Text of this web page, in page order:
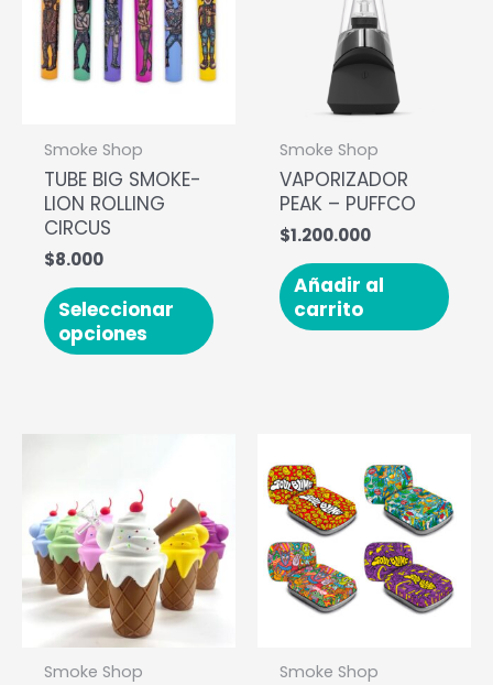
Smoke Shop
TUBE BIG SMOKE-
LION ROLLING
CIRCUS
$8.000
Seleccionar
opciones
Smoke Shop
VAPORIZADOR
PEAK – PUFFCO
$1.200.000
Añadir al
carrito
Smoke Shop Smoke Shop